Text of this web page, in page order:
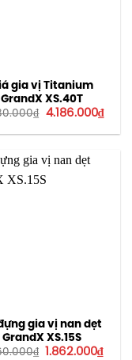
gia vị Titanium
GrandX XS.40T
₫
Giá
là:
4.186.000₫Giá
tại
gia vị nan dẹt
GrandX XS.15S
₫ Giá
1.862.000₫Giá